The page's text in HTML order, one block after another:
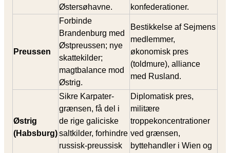
Østersøhavne.
konfederationer.
Preussen
Forbinde
Brandenburg med
Østpreussen; nye
skattekilder;
magtbalance mod
Østrig.
Bestikkelse af Sejmens
medlemmer,
økonomisk pres
(toldmure), alliance
med Rusland.
Østrig
(Habsburg)
Sikre Karpater-
grænsen, få del i
de rige galiciske
saltkilder, forhindre
russisk‐preussisk
Diplomatisk pres,
militære
troppekoncentrationer
ved grænsen,
byttehandler i Wien og